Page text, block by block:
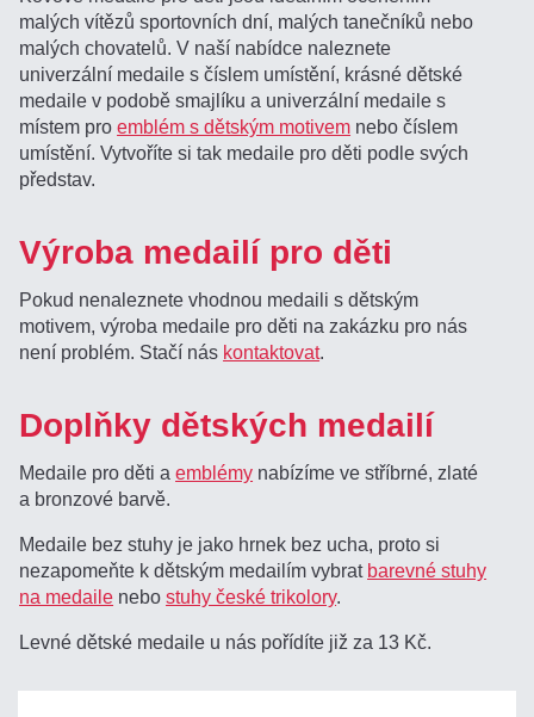
malých vítězů sportovních dní, malých tanečníků nebo
malých chovatelů. V naší nabídce naleznete
univerzální medaile s číslem umístění, krásné dětské
medaile v podobě smajlíku a univerzální medaile s
místem proemblém s dětským motivem nebo číslem
umístění. Vytvoříte si tak medaile pro děti podle svých
představ.
Výroba medailí pro děti
Pokud nenaleznete vhodnou medaili s dětským
motivem, výroba medaile pro děti na zakázku pro nás
není problém. Stačí nás kontaktovat.
Doplňky dětských medailí
Medaile pro děti aemblémy nabízíme ve stříbrné, zlaté
a bronzové barvě.
Medaile bez stuhy je jako hrnek bez ucha, proto si
nezapomeňte k dětským medailím vybrat barevné stuhy
na medaile nebostuhy české trikolory.
Levné dětské medaile u nás pořídíte již za 13 Kč.